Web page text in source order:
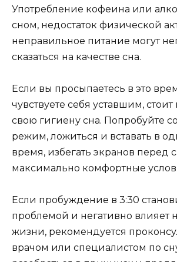
Употребление кофеина или
сном, недостаток физической
неправильное питание могут
сказаться на качестве сна.
Если вы просыпаетесь в это
чувствуете себя уставшим,
свою гигиену сна. Попробуйте
режим, ложиться и вставать в
время, избегать экранов перед
максимально комфортные
Если пробуждение в 3:30
проблемой и негативно влияет
жизни, рекомендуется
врачом или специалистом по